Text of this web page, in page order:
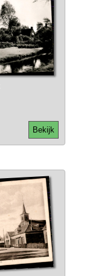
Bekijk